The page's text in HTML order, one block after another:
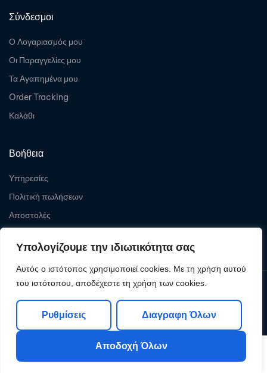
Υπολογίζουμε την ιδιωτικότητα σας
Αυτός ο ιστότοπος χρησιμοποιεί cookies. Με τη χρήση αυτού
του ιστότοπου, αποδέχεστε τη χρήση των cookies.
Ρυθμίσεις Διαγραφη Όλων
Αποδοχή Όλων
Shop My Account Search Cart
Wishlist
Σύνδεσμοι
Ο Λογαριασμός μου
Οι Παραγγελίες μου
Τα Αγαπημένα μου
Order Tracking
Καλάθι
Βοήθεια
Υπηρεσίες
Πολιτική πωλήσεων
Αποστολές
Copyright © 2026Levelcom| Powered by Levelcom